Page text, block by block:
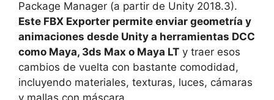
Package Manager (a partir de Unity 2018.3).
Este FBX Exporter permite enviar geometría y
animaciones desde Unity a herramientas DCC
como Maya, 3ds Max o Maya LT y traer esos
cambios de vuelta con bastante comodidad,
incluyendo materiales, texturas, luces, cámaras
y mallas con máscara.